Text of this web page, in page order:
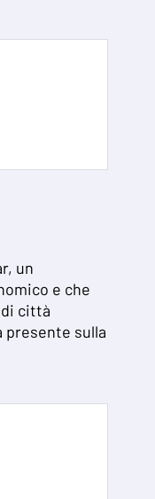
un
e che
città
presente sulla